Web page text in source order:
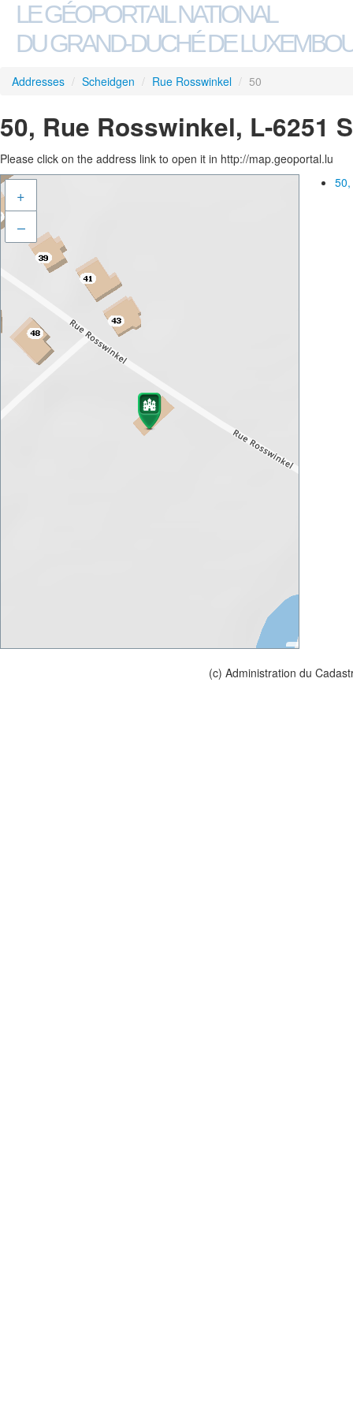
LE GÉOPORTAIL NATIONAL
DU GRAND-DUCHÉ DE
Addresses / Scheidgen / Rue Rosswinkel / 50
50, Rue Rosswinkel, L-6251
Please click on the address link to open it in http://map.geoportal.lu
+
–
(c) Administration du